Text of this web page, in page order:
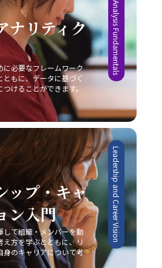
ナリティク
に必要なフレームワーク
もに、データに基づく
けることができます。
Data Analysis Fundamentals
ップ・キャ
ン入門
して組織・メンバーを動
え方を学ぶとともに、リ
身のキャリアについて考
Leadership and Career Vision